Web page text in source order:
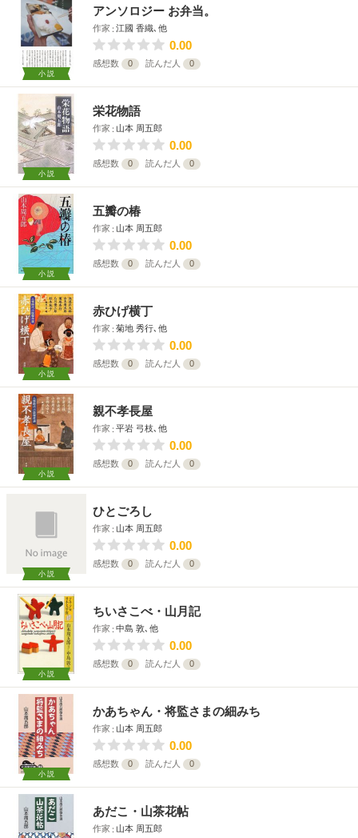
小説
アンソロジー お弁当。
作家 江國 香織､他
0.00
感想数 0 読んだ人 0
小説
栄花物語
作家 山本 周五郎
0.00
感想数 0 読んだ人 0
小説
五瓣の椿
作家 山本 周五郎
0.00
感想数 0 読んだ人 0
小説
赤ひげ横丁
作家 菊地 秀行､他
0.00
感想数 0 読んだ人 0
小説
親不孝長屋
作家 平岩 弓枝､他
0.00
感想数 0 読んだ人 0
小説
ひとごろし
作家 山本 周五郎
0.00
感想数 0 読んだ人 0
小説
ちいさこべ・山月記
作家 中島 敦､他
0.00
感想数 0 読んだ人 0
小説
かあちゃん・将監さまの細みち
作家 山本 周五郎
0.00
感想数 0 読んだ人 0
あだこ・山茶花帖
作家 山本 周五郎